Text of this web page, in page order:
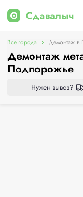
Все города Демонтаж в
Демонтаж
Подпорожье
Нужен вывоз?